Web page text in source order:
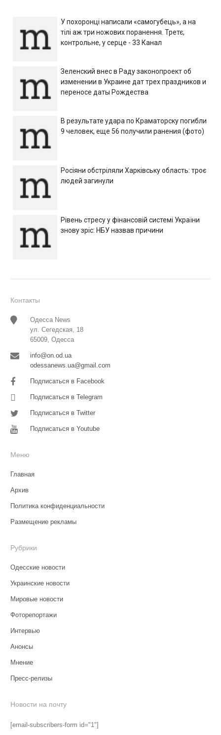
У похоронці написали «самогубець», а на
тілі аж три ножових поранення. Третє,
контрольне, у серце - 33 Канал
Зеленский внес в Раду законопроект об
изменении в Украине дат трех праздников и
переносе даты Рождества
В результате удара по Краматорску погибли
9 человек, еще 56 получили ранения (фото)
Росіяни обстріляли Харківську область: троє
людей загинули
Рівень стресу у фінансовій системі України
знову зріс: НБУ назвав причини
Контакты
Одесса News
ул. Сегедская, 18
65009, Одесса
info@on.od.ua
odessanews.ua@gmail.com
Подписаться в Facebook
Подписаться в Telegram
Подписаться в Twitter
Подписаться в Youtube
Меню
Главная
Архив
Политика конфиденциальности
Размещение рекламы
Рубрики
Одесские новости
Украинские новости
Мировые новости
Фоторепортажи
Интервью
Анонсы
Мнение
Пресс-релизы
Новости на почту
[email-subscribers-form id="1"]